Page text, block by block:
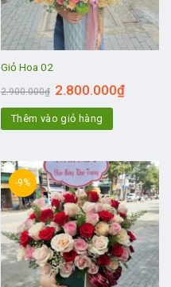
Giỏ Hoa 02
2.900.000₫ 2.800.000₫
Thêm vào giỏ hàng
-9%